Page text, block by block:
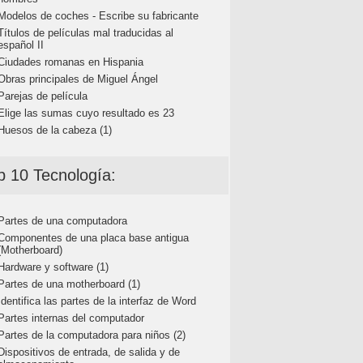
de coches - Escribe su fabricante
de películas mal traducidas al
II
romanas en Hispania
principales de Miguel Ángel
de película
las sumas cuyo resultado es 23
de la cabeza (1)
10 Tecnología:
de una computadora
de una placa base antigua
y software (1)
de una motherboard (1)
las partes de la interfaz de Word
internas del computador
de la computadora para niños (2)
de entrada, de salida y de